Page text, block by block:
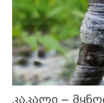
კაკალი –